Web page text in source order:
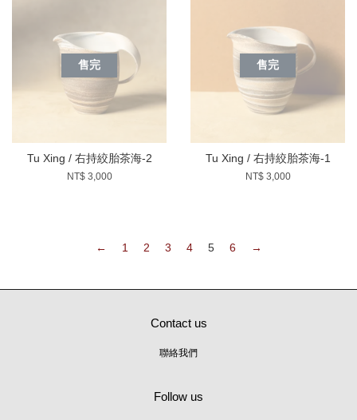
售完
Tu Xing / 右持絞胎茶海-2
NT$ 3,000
售完
Tu Xing / 右持絞胎茶海-1
NT$ 3,000
← 1 2 3 4 5 6 →
Contact us
聯絡我們
Follow us